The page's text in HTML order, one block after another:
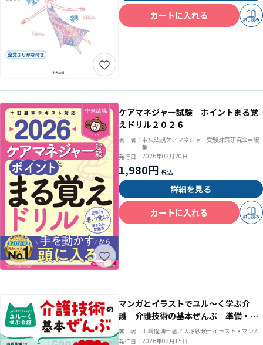
カートに入れる
試し読み
ケアマネジャー試験 ポイントまる覚
えドリル２０２６
著 者： 中央法規ケアマネジャー受験対策研究会＝編
集
発行日： 2026年02月20日
1,980円
詳細を見る
カートに入れる
試し読み
マンガとイラストでユル～く学ぶ介
護 介護技術の基本ぜんぶ 準備・知
識・技術がまるわかり
著 者： 山﨑隆博＝著／大塚紗瑛＝イラスト・マンガ
発行日： 2026年02月15日